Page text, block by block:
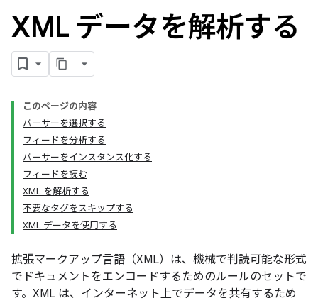
XML データを解析する
このページの内容
パーサーを選択する
フィードを分析する
パーサーをインスタンス化する
フィードを読む
XML を解析する
不要なタグをスキップする
XML データを使用する
拡張マークアップ言語（XML）は、機械で判読可能な形式
でドキュメントをエンコードするためのルールのセットで
す。XML は、インターネット上でデータを共有するため